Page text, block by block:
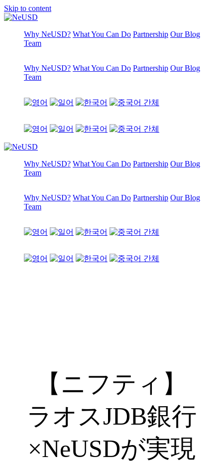
Skip to content
Why NeUSD? What You Can Do Partnership Our Blog
Team
Why NeUSD? What You Can Do Partnership Our Blog
Team
Why NeUSD? What You Can Do Partnership Our Blog
Team
Why NeUSD? What You Can Do Partnership Our Blog
Team
【ニフティ】
ラオスJDB銀行
×NeUSDが実現